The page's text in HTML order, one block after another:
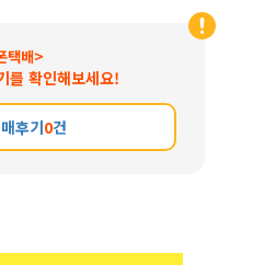
택배>
를 확인해보세요!
후기0건